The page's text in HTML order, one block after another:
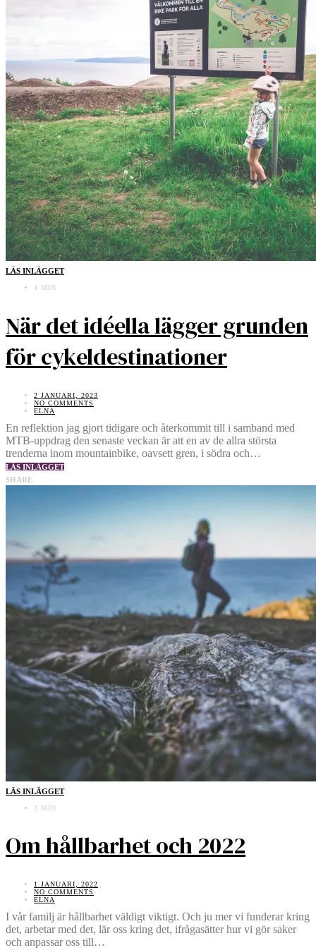
LÄS INLÄGGET
4 MIN
När det idéella lägger grunden
för cykeldestinationer
2 JANUARI, 2023
NO COMMENTS
ELNA
En reflektion jag gjort tidigare och återkommit till i samband med
MTB-uppdrag den senaste veckan är att en av de allra största
trenderna inom mountainbike, oavsett gren, i södra och…
LÄS INLÄGGET
SHARE
LÄS INLÄGGET
3 MIN
Om hållbarhet och 2022
1 JANUARI, 2022
NO COMMENTS
ELNA
I vår familj är hållbarhet väldigt viktigt. Och ju mer vi funderar kring
det, arbetar med det, lär oss kring det, ifrågasätter hur vi gör saker
och anpassar oss till…